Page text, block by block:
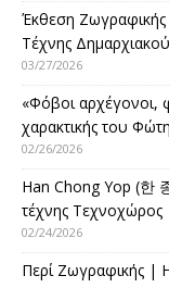
Έκθεση Ζωγραφικής
Τέχνης
03/27/2026
«Φόβοι αρχέγονοι,
χαρακτικής του
02/26/2026
Han Chong Yop (한
τέχνης Τεχνοχώρος
02/24/2026
Περί Ζωγραφικής |